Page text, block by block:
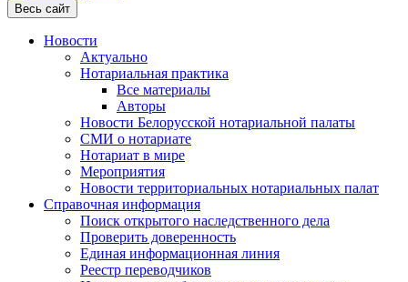
Весь сайт
Новости
Актуально
Нотариальная практика
Все материалы
Авторы
Новости Белорусской нотариальной палаты
СМИ о нотариате
Нотариат в мире
Мероприятия
Новости территориальных нотариальных палат
Справочная информация
Поиск открытого наследственного дела
Проверить доверенность
Единая информационная линия
Реестр переводчиков